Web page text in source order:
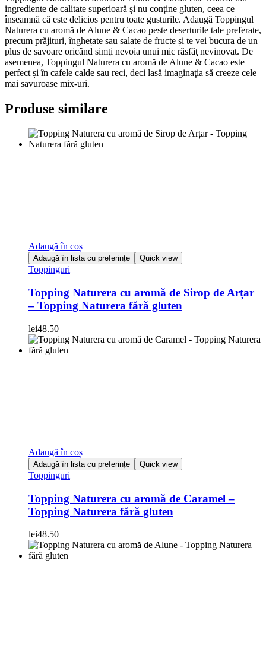
ingrediente de calitate superioară și nu conține gluten, ceea ce
înseamnă că este delicios pentru toate gusturile. Adaugă Toppingul
Naturera cu aromă de Alune & Cacao peste deserturile tale preferate,
precum prăjituri, înghețate sau salate de fructe și te vei bucura de un
plus de savoare oricând simţi nevoia unui mic răsfăţ nevinovat. De
asemenea, Toppingul Naturera cu aromă de Alune & Cacao este
perfect și în cafele calde sau reci, deci lasă imaginaţia să creeze cele
mai savuroase mix-uri.
Produse similare
Adaugă în coș
Adaugă în lista cu preferințe Quick view
Toppinguri
Topping Naturera cu aromă de Sirop de Arțar
– Topping Naturera fără gluten
lei48.50
Adaugă în coș
Adaugă în lista cu preferințe Quick view
Toppinguri
Topping Naturera cu aromă de Caramel –
Topping Naturera fără gluten
lei48.50